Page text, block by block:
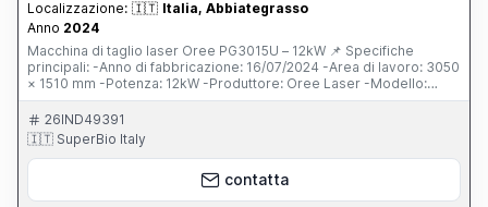
Localizzazione: 🇮🇹 Italia, Abbiategrasso
Anno 2024
Macchina di taglio laser Oree PG3015U – 12kW 📌 Specifiche
principali: -Anno di fabbricazione: 16/07/2024 -Area di lavoro: 3050
× 1510 mm -Potenza: 12kW -Produttore: Oree Laser -Modello:
PG3015U -Stato: quasi nuova (meno di 5 ore di taglio) 📌
Componenti e accessori inclusi: -Testa laser BOCI Auto Focus
BLT642H -Sistema di controllo FSCUT 8000 -Armadio di controllo
indipendente -Servo motore YASKAWA -Chiller ad acqua S&A -
Valvola proporzionale SMC -Stabilizzatore SBW-150KVA -
Compressore d’aria -Sistema di esaustione (tubi di esaustione) 📌
Alimentazione: -380V, 50Hz, 3ph
26IND49391
🇮🇹 SuperBio Italy
contatta